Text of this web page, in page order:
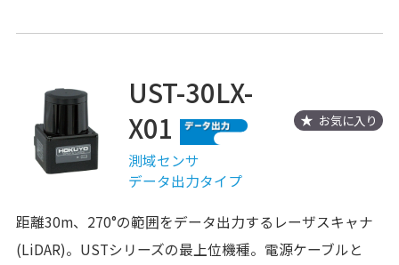
お気に入り
UST-30LX-
X01
測域センサ
データ出力タイプ
距離30m、270°の範囲をデータ出力するレーザスキャナ
(LiDAR)。USTシリーズの最上位機種。電源ケーブルと